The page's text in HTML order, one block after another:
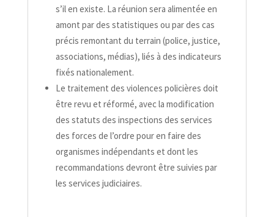
s’il en existe. La réunion sera alimentée en
amont par des statistiques ou par des cas
précis remontant du terrain (police, justice,
associations, médias), liés à des indicateurs
fixés nationalement.
Le traitement des violences policières doit
être revu et réformé, avec la modification
des statuts des inspections des services
des forces de l’ordre pour en faire des
organismes indépendants et dont les
recommandations devront être suivies par
les services judiciaires.